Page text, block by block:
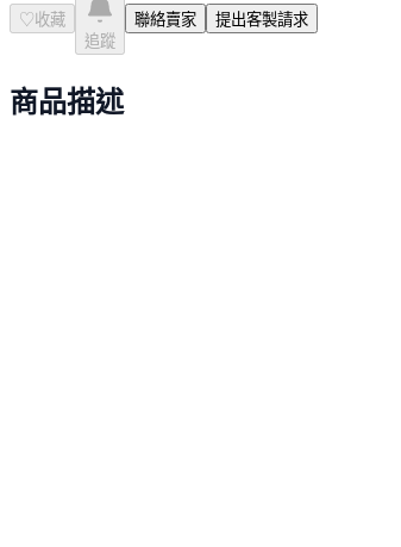
♡ 收藏
追蹤
聯絡賣家 提出客製請求
商品描述